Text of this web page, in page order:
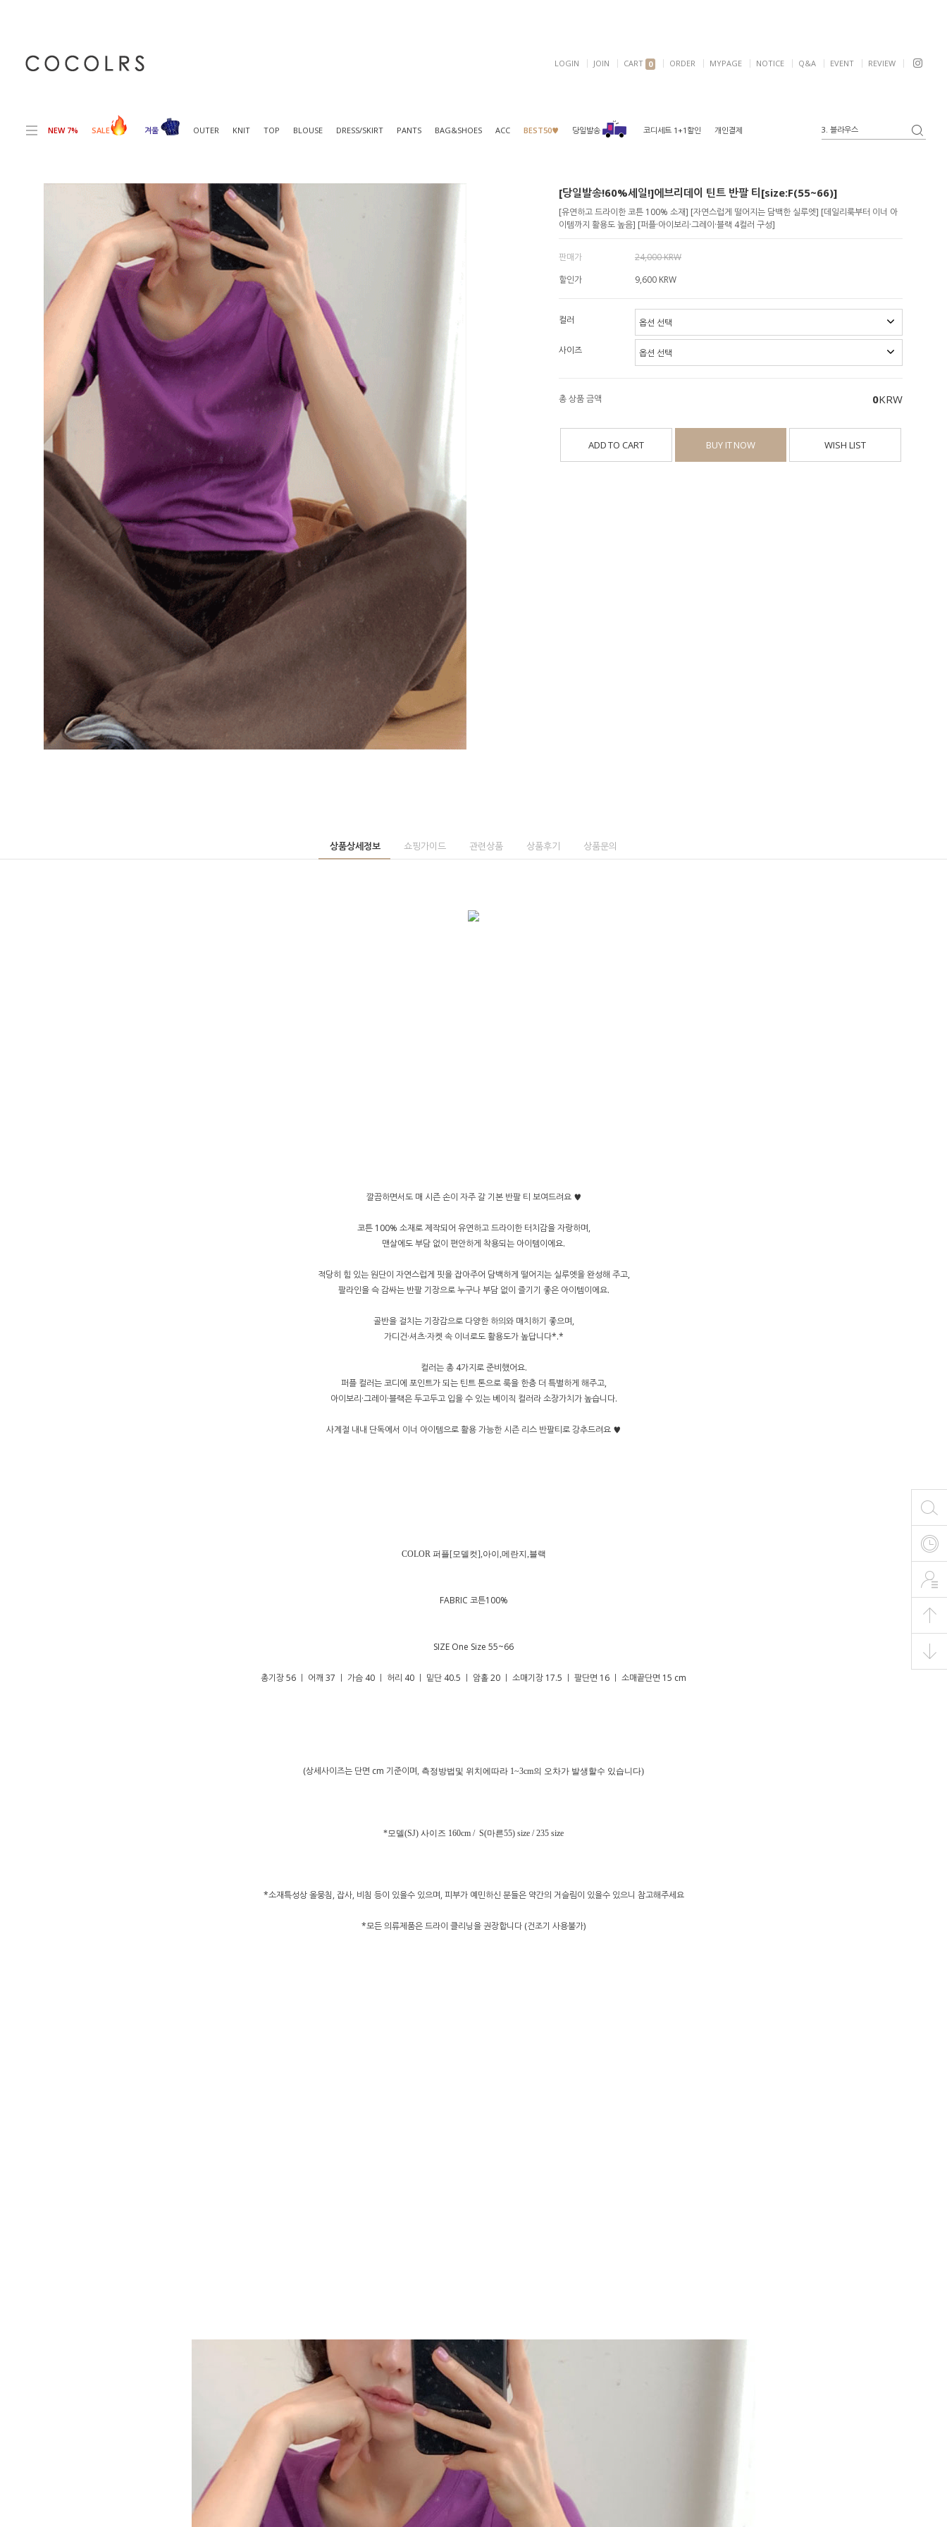
NOTICE Q&A EVENT REVIEW
LOGIN JOIN CART 0 ORDER MYPAGE
NEW 7% SALE 겨울 OUTER KNIT TOP BLOUSE DRESS/SKIRT PANTS BAG&SHOES ACC BEST50♥ 당일발송 코디세트 1+1할인 개인결제
3. 블라우스
1. 원피스
2. 가디건
[당일발송!60%세일!]에브리데이 틴트 반팔 티[size:F(55~66)]
[유연하고 드라이한 코튼 100% 소재] [자연스럽게 떨어지는 담백한 실루엣] [데일리룩부터 이너 아
이템까지 활용도 높음] [퍼플·아이보리·그레이·블랙 4컬러 구성]
판매가
24,000 KRW
할인가
9,600 KRW
컬러
사이즈
총 상품 금액 0KRW
ADD TO CART BUY IT NOW WISH LIST
상품상세정보 쇼핑가이드 관련상품 상품후기 상품문의
깔끔하면서도 매 시즌 손이 자주 갈 기본 반팔 티 보여드려요 ♥
코튼 100% 소재로 제작되어 유연하고 드라이한 터치감을 자랑하며,
맨살에도 부담 없이 편안하게 착용되는 아이템이에요.
적당히 힘 있는 원단이 자연스럽게 핏을 잡아주어 담백하게 떨어지는 실루엣을 완성해 주고,
팔라인을 슥 감싸는 반팔 기장으로 누구나 부담 없이 즐기기 좋은 아이템이에요.
골반을 걸치는 기장감으로 다양한 하의와 매치하기 좋으며,
가디건·셔츠·자켓 속 이너로도 활용도가 높답니다*.*
컬러는 총 4가지로 준비했어요.
퍼플 컬러는 코디에 포인트가 되는 틴트 톤으로 룩을 한층 더 특별하게 해주고,
아이보리·그레이·블랙은 두고두고 입을 수 있는 베이직 컬러라 소장가치가 높습니다.
사계절 내내 단독에서 이너 아이템으로 활용 가능한 시즌 리스 반팔티로 강추드려요 ♥
COLOR 퍼플[모델컷],아이,메란지,블랙
FABRIC 코튼100%
SIZE One Size 55~66
총기장 56 ㅣ 어깨 37 ㅣ 가슴 40 ㅣ 허리 40 ㅣ 밑단 40.5 ㅣ 암홀 20 ㅣ 소매기장 17.5 ㅣ 팔단면 16 ㅣ 소매끝단면 15 cm
(상세사이즈는 단면 cm 기준이며 , 측정방법및 위치에따라 1~3cm의 오차가 발생할수 있습니다)
*모델(SJ) 사이즈 160cm / S(마른55) size / 235 size
*소재특성상 올뭉침, 잡사, 비침 등이 있을수 있으며, 피부가 예민하신 분들은 약간의 거슬림이 있을수 있으니 참고해주세요
*모든 의류제품은 드라이 클리닝을 권장합니다 (건조기 사용불가)